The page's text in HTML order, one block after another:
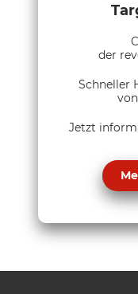
der
Schneller
Jetzt